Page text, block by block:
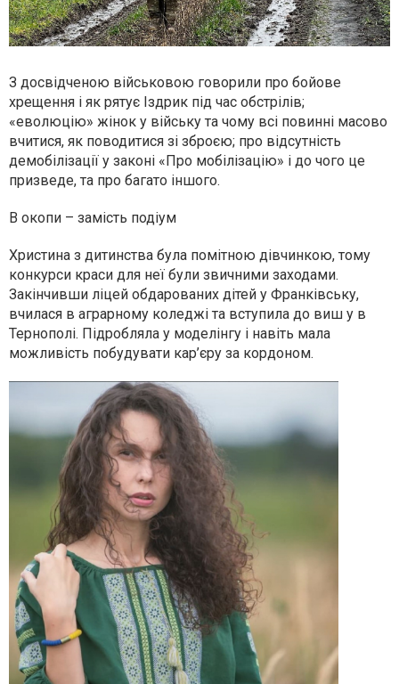
З досвідченою військовою говорили про бойове
хрещення і як рятує Іздрик під час обстрілів;
«еволюцію» жінок у війську та чому всі повинні масово
вчитися, як поводитися зі зброєю; про відсутність
демобілізації у законі «Про мобілізацію» і до чого це
призведе, та про багато іншого.
В окопи – замість подіум
Христина з дитинства була помітною дівчинкою, тому
конкурси краси для неї були звичними заходами.
Закінчивши ліцей обдарованих дітей у Франківську,
вчилася в аграрному коледжі та вступила до виш у в
Тернополі. Підробляла у моделінгу і навіть мала
можливість побудувати кар’єру за кордоном.